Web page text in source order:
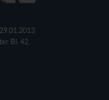
Bl. 42,